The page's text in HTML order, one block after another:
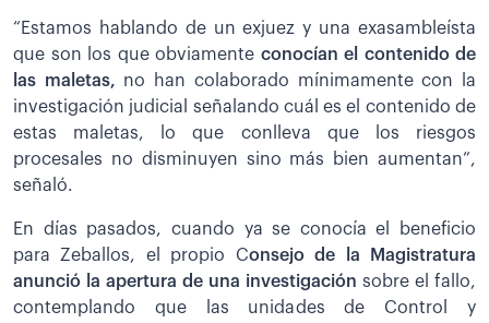
“Estamos hablando de un exjuez y una exasambleísta
que son los que obviamente conocían el contenido de
las maletas, no han colaborado mínimamente con la
investigación judicial señalando cuál es el contenido de
estas maletas, lo que conlleva que los riesgos
procesales no disminuyen sino más bien aumentan”,
señaló.
En días pasados, cuando ya se conocía el beneficio
para Zeballos, el propio Consejo de la Magistratura
anunció la apertura de una investigación sobre el fallo,
contemplando que las unidades de Control y